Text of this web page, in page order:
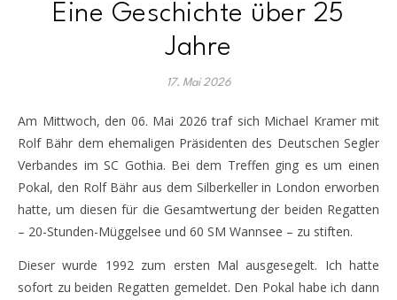
Eine Geschichte über 25
Jahre
17. Mai 2026
Am Mittwoch, den 06. Mai 2026 traf sich Michael Kramer mit
Rolf Bähr dem ehemaligen Präsidenten des Deutschen Segler
Verbandes im SC Gothia. Bei dem Treffen ging es um einen
Pokal, den Rolf Bähr aus dem Silberkeller in London erworben
hatte, um diesen für die Gesamtwertung der beiden Regatten
– 20-Stunden-Müggelsee und 60 SM Wannsee – zu stiften.
Dieser wurde 1992 zum ersten Mal ausgesegelt. Ich hatte
sofort zu beiden Regatten gemeldet. Den Pokal habe ich dann